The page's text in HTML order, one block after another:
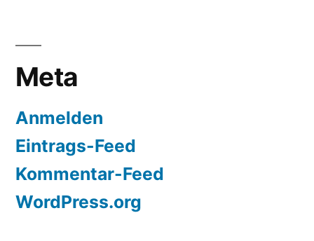
Meta
Anmelden
Eintrags-Feed
Kommentar-Feed
WordPress.org